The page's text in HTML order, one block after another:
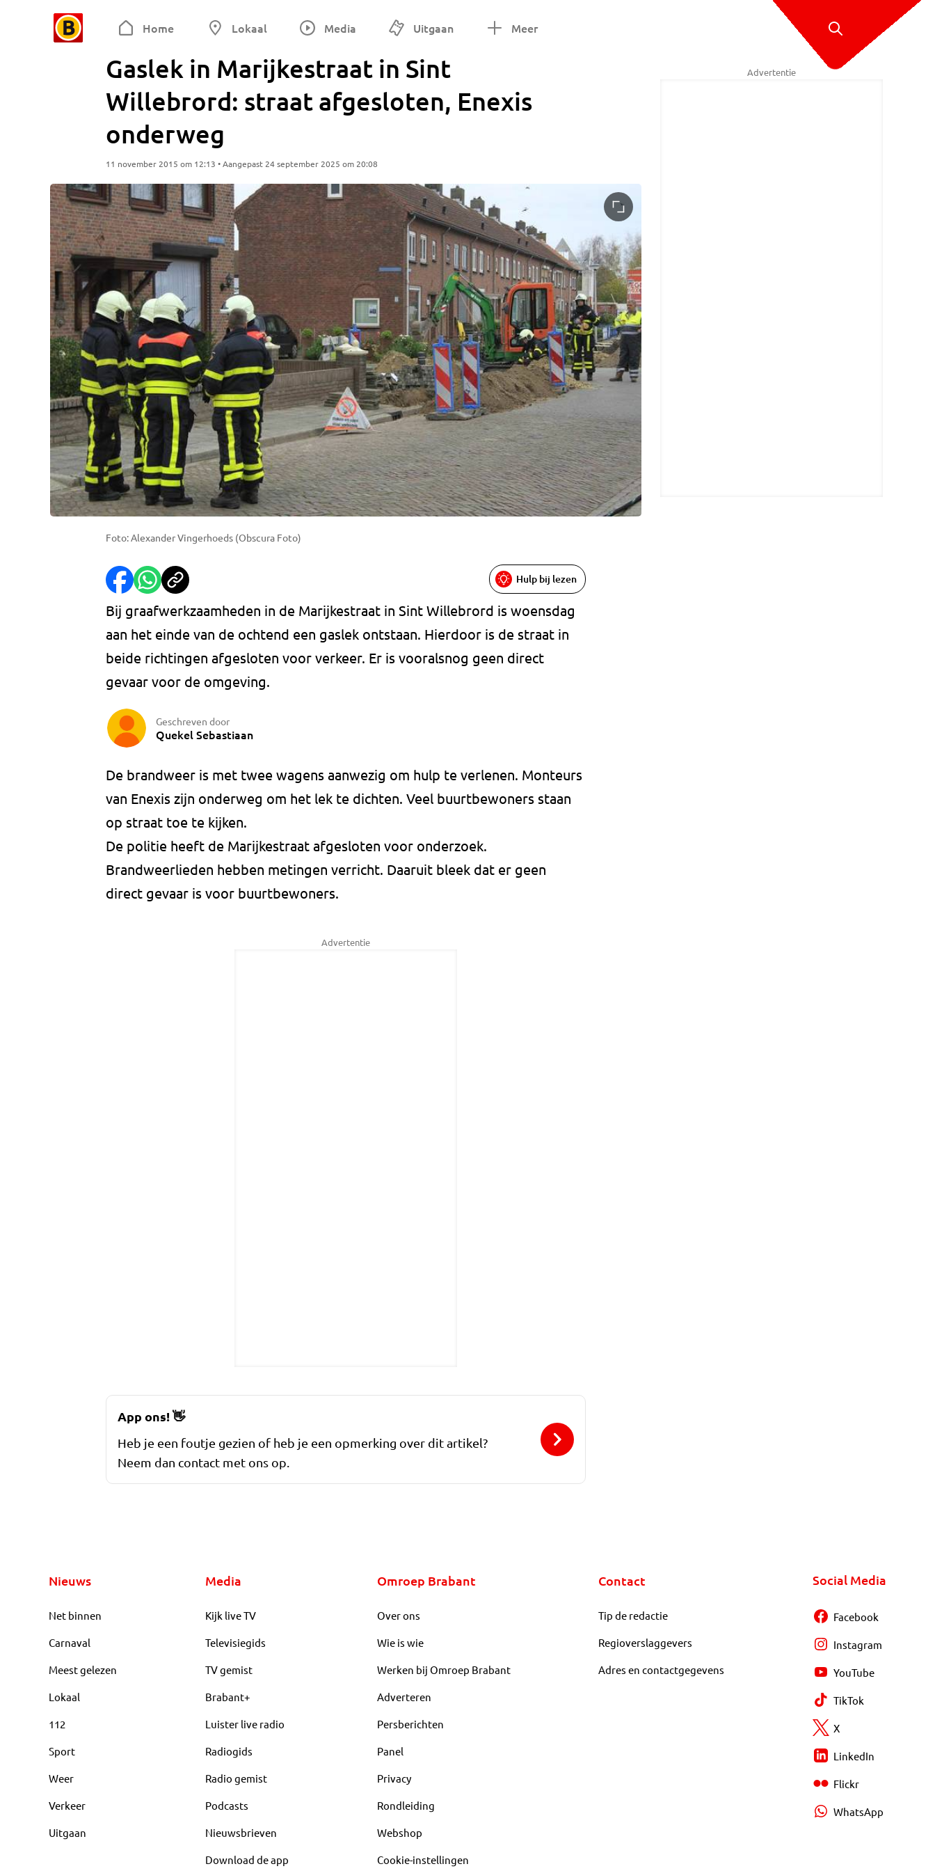
Home Lokaal Media Uitgaan Meer
Gaslek in Marijkestraat in Sint
Willebrord: straat afgesloten, Enexis
onderweg
11 november 2015 om 12:13 • Aangepast 24 september 2025 om 20:08
Foto: Alexander Vingerhoeds (Obscura Foto)
Hulp bij lezen
Bij graafwerkzaamheden in de Marijkestraat in Sint Willebrord is woensdag
aan het einde van de ochtend een gaslek ontstaan. Hierdoor is de straat in
beide richtingen afgesloten voor verkeer. Er is vooralsnog geen direct
gevaar voor de omgeving.
Geschreven door
Quekel Sebastiaan
De brandweer is met twee wagens aanwezig om hulp te verlenen. Monteurs
van Enexis zijn onderweg om het lek te dichten. Veel buurtbewoners staan
op straat toe te kijken.
De politie heeft de Marijkestraat afgesloten voor onderzoek.
Brandweerlieden hebben metingen verricht. Daaruit bleek dat er geen
direct gevaar is voor buurtbewoners.
Advertentie
Advertentie
App ons!👋
Heb je een foutje gezien of heb je een opmerking over dit artikel?
Neem dan contact met ons op.
Nieuws
Net binnen
Carnaval
Meest gelezen
Lokaal
112
Sport
Weer
Verkeer
Uitgaan
Media
Kijk live TV
Televisiegids
TV gemist
Brabant+
Luister live radio
Radiogids
Radio gemist
Podcasts
Nieuwsbrieven
Download de app
Omroep Brabant
Over ons
Wie is wie
Werken bij Omroep Brabant
Adverteren
Persberichten
Panel
Privacy
Rondleiding
Webshop
Cookie-instellingen
Contact
Tip de redactie
Regioverslaggevers
Adres en contactgegevens
Social Media
Facebook
Instagram
YouTube
TikTok
X
LinkedIn
Flickr
WhatsApp